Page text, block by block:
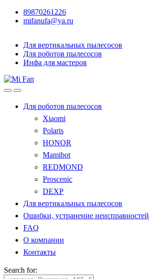
89870261226
mifanufa@ya.ru
Для вертикальных пылесосов
Для роботов пылесосов
Инфа для мастеров
Для роботов пылесосов
Xiaomi
Polaris
HONOR
Mamibot
REDMOND
Proscenic
DEXP
Для вертикальных пылесосов
Ошибки, устранение неисправностей
FAQ
О компании
Контакты
Search for: